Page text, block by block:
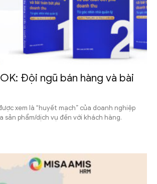
Đội ngũ bán hàng và bài
xem là “huyết mạch” của doanh nghiệp
sản phẩm/dịch vụ đến với khách hàng.